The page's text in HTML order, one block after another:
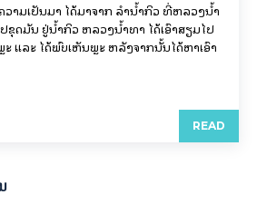
າມເປັນມາ ໄດ້ມາຈາກ ລຳນ້ຳກິວ ທີ່ຫລວງນ້ຳ
ຂຸດມັນ ຢູ່ນ້ຳກິວ ຫລວງນ້ຳທາ ໄດ້ເອົາສຽມໄປ
ແລະ ໄດ້ພົບເຫັນພຼະ ຫລັງຈາກນັ້ນໄດ້ຫາເອົາ
READ